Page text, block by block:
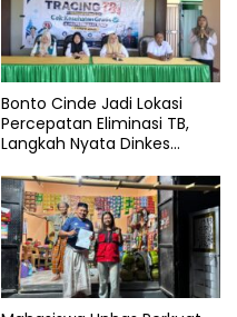
Bonto Cinde Jadi Lokasi
Percepatan Eliminasi TB,
Langkah Nyata Dinkes